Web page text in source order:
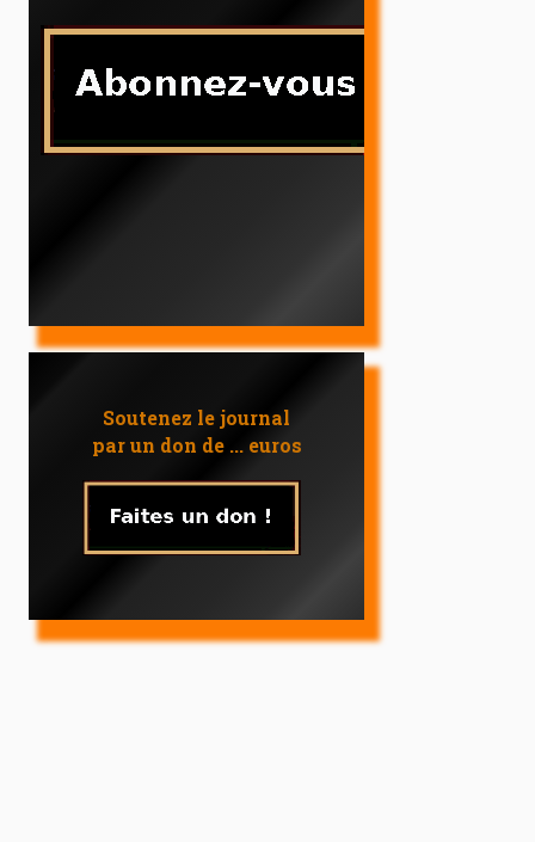
Soutenez le journal
par un don de ... euros